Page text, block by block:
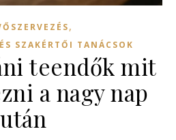
,
SZAKÉRTŐI TANÁCSOK
teendők mit
a nagy nap
után